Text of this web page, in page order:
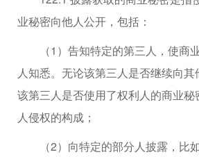
业秘密向他人公开，包括：
（1）告知特定的第三人，使商
人知悉。无论该第三人是否继续向
该第三人是否使用了权利人的商业
人侵权的构成；
（2）向特定的部分人披露，比